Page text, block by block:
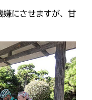
嫌にさせますが、甘